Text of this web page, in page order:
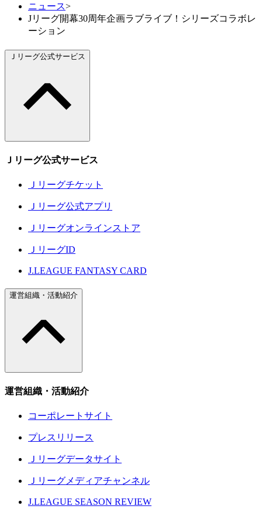
ニュース>
Jリーグ開幕30周年企画ラブライブ！シリーズコラボレ
ーション
Ｊリーグ公式サービス
Ｊリーグ公式サービス
Ｊリーグチケット
Ｊリーグ公式アプリ
Ｊリーグオンラインストア
ＪリーグID
J.LEAGUE FANTASY CARD
運営組織・活動紹介
運営組織・活動紹介
コーポレートサイト
プレスリリース
Ｊリーグデータサイト
Ｊリーグメディアチャンネル
J.LEAGUE SEASON REVIEW